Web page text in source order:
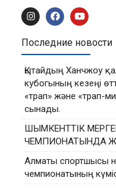
Последние новости
Қытайдың Ханчжоу
кубогының кезеңі
«трап» және «трап-
сынады.
ШЫМКЕНТТІК
ЧЕМПИОНАТЫНДА
Алматы спортшысы
чемпионатының